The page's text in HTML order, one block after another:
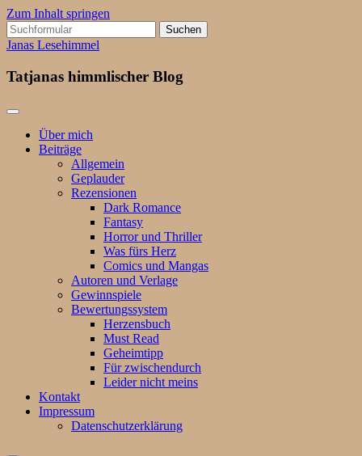
Zum Inhalt springen
Suchen
nach:
Janas Lesehimmel
Tatjanas himmlischer Blog
Über mich
Beiträge
Allgemein
Geplauder
Rezensionen
Dark Romance
Fantasy
Horror und Thriller
Was fürs Herz
Comics und Mangas
Autoren und Verlage
Gewinnspiele
Bewertungssystem
Herzensbuch
Must Read
Geheimtipp
Für zwischendurch
Leider nicht meins
Kontakt
Impressum
Datenschutzerklärung